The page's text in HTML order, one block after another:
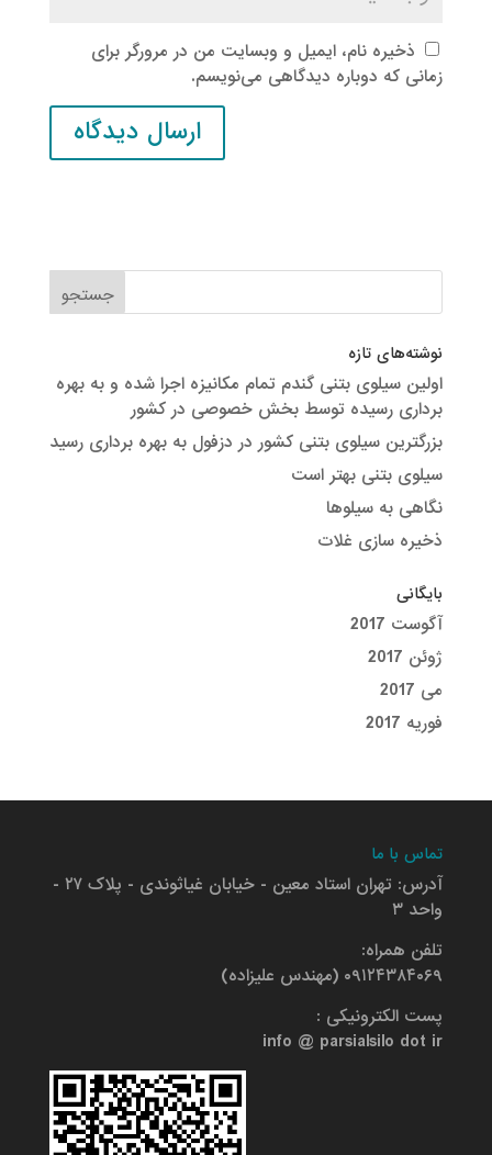
ذخیره نام، ایمیل و وبسایت من در مرورگر برای
زمانی که دوباره دیدگاهی می‌نویسم.
نوشته‌های تازه
اولین سیلوی بتنی گندم تمام مکانیزه اجرا شده و به بهره
برداری رسیده توسط بخش خصوصی در کشور
بزرگترین سیلوی بتنی کشور در دزفول به بهره برداری رسید
سیلوی بتنی بهتر است
نگاهی به سیلوها
ذخیره سازی غلات
بایگانی
آگوست 2017
ژوئن 2017
می 2017
فوریه 2017
تماس با ما
آدرس: تهران استاد معین - خیابان غیاثوندی - پلاک ۲۷ -
واحد ۳
تلفن همراه:
۰۹۱۲۴۳۸۴۰۶۹ (مهندس علیزاده)
پست الکترونیکی :
info @ parsialsilo dot ir